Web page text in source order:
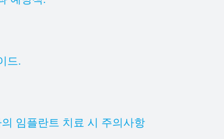
드.
임플란트 치료 시 주의사항